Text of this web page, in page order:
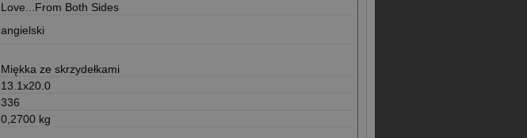
Love...From Both Sides
angielski
Miękka ze skrzydełkami
13.1x20.0
336
0,2700 kg